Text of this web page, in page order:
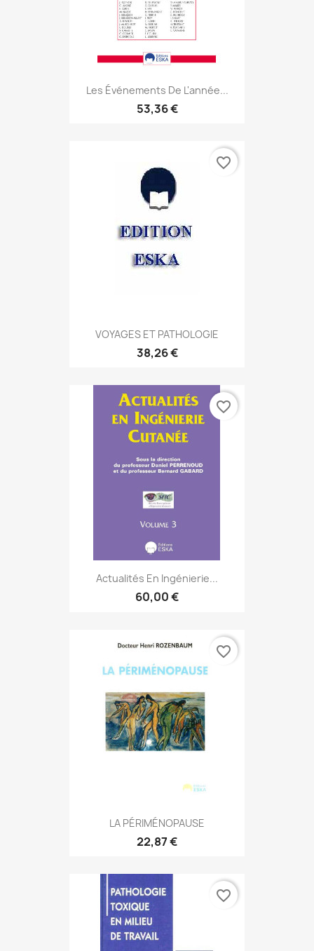
Les Événements De L'année...
53,36 €
VOYAGES ET PATHOLOGIE
38,26 €
favorite_border
Actualités En Ingénierie...
60,00 €
favorite_border
LA PÉRIMÉNOPAUSE
22,87 €
favorite_border
favorite_border